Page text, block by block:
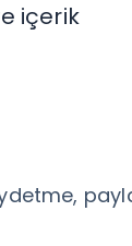
içerik